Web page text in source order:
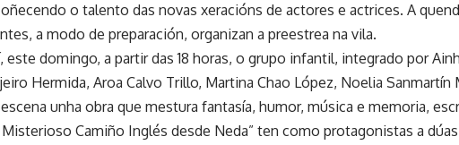
o talento das novas xeracións de actores e actrices. A
a modo de preparación, organizan a preestrea na vila.
este domingo, a partir das 18 horas, o grupo infantil, integrado por
Hermida, Aroa Calvo Trillo, Martina Chao López, Noelia Sanmartín
unha obra que mestura fantasía, humor, música e memoria,
Misterioso Camiño Inglés desde Neda” ten como protagonistas a